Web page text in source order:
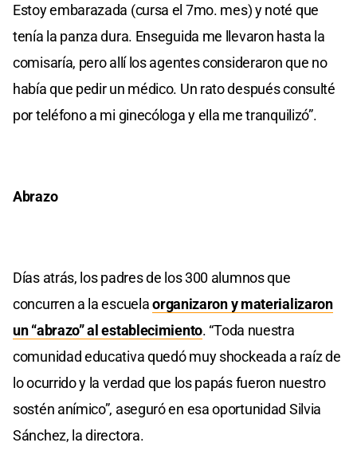
Estoy embarazada (cursa el 7mo. mes) y noté que
tenía la panza dura. Enseguida me llevaron hasta la
comisaría, pero allí los agentes consideraron que no
había que pedir un médico. Un rato después consulté
por teléfono a mi ginecóloga y ella me tranquilizó”.
Abrazo
Días atrás, los padres de los 300 alumnos que
concurren a la escuelaorganizaron y materializaron
un “abrazo” al establecimiento. “Toda nuestra
comunidad educativa quedó muy shockeada a raíz de
lo ocurrido y la verdad que los papás fueron nuestro
sostén anímico”, aseguró en esa oportunidad Silvia
Sánchez, la directora.